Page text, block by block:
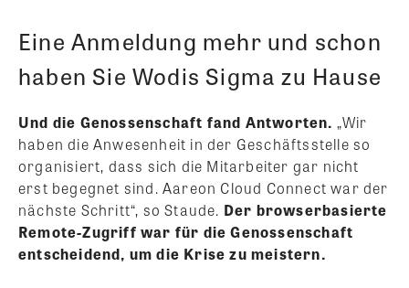
Eine Anmeldung mehr und schon
haben Sie Wodis Sigma zu Hause
Und die Genossenschaft fand Antworten. „Wir
haben die Anwesenheit in der Geschäftsstelle so
organisiert, dass sich die Mitarbeiter gar nicht
erst begegnet sind. Aareon Cloud Connect war der
nächste Schritt“, so Staude. Der browserbasierte
Remote-Zugriff war für die Genossenschaft
entscheidend, um die Krise zu meistern.